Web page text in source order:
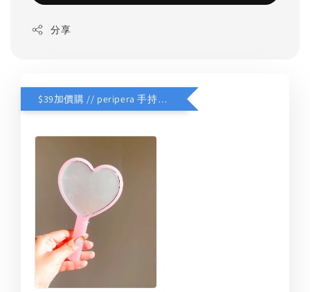
分享
$39加價購 // peripera 手持化妝鏡